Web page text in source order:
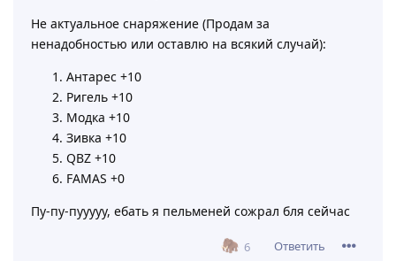
Не актуальное снаряжение (Продам за
ненадобностью или оставлю на всякий случай):
Антарес +10
Ригель +10
Модка +10
Зивка +10
QBZ +10
FAMAS +0
Пу-пу-пууууу, ебать я пельменей сожрал бля сейчас
6
Ответить